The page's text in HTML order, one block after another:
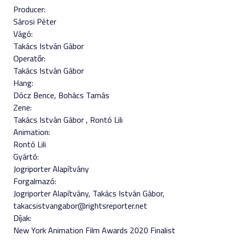
Producer:
Sárosi Péter
Vágó:
Takács István Gábor
Operatőr:
Takács István Gábor
Hang:
Dócz Bence Bohács Tamás
Zene:
Takács István Gábor Rontó Lili
Animation:
Rontó Lili
Gyártó:
Jogriporter Alapítvány
Forgalmazó:
Jogriporter Alapítvány, Takács István Gábor,
takacsistvangabor@rightsreporter.net
Díjak:
New York Animation Film Awards 2020 Finalist